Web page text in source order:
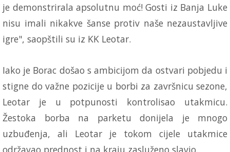
je demonstrirala apsolutnu moć! Gosti iz Banja Luke
nisu imali nikakve šanse protiv naše nezaustavljive
igre", saopštili su iz KK Leotar.
Iako je Borac došao s ambicijom da ostvari pobjedu i
stigne do važne pozicije u borbi za završnicu sezone,
Leotar je u potpunosti kontrolisao utakmicu.
Žestoka borba na parketu donijela je mnogo
uzbuđenja, ali Leotar je tokom cijele utakmice
održavao prednost i na kraju zasluženo slavio.